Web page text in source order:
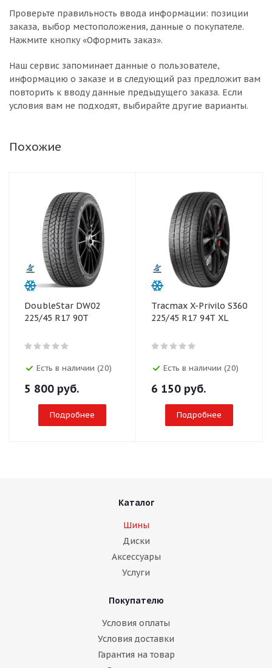
Проверьте правильность ввода информации: позиции
заказа, выбор местоположения, данные о покупателе.
Нажмите кнопку «Оформить заказ».
Наш сервис запоминает данные о пользователе,
информацию о заказе и в следующий раз предложит вам
повторить к вводу данные предыдущего заказа. Если
условия вам не подходят, выбирайте другие варианты.
Похожие
DoubleStar DW02
225/45 R17 90T
Есть в наличии (20)
5 800 руб.
Подробнее
Tracmax X-Privilo S360
225/45 R17 94T XL
Есть в наличии (20)
6 150 руб.
Подробнее
Каталог
Шины
Диски
Аксессуары
Услуги
Покупателю
Условия оплаты
Условия доставки
Гарантия на товар